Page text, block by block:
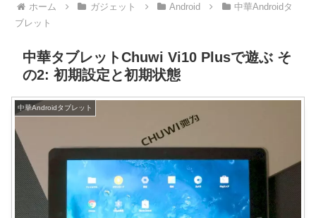
ホーム ガジェット Android
中華Androidタ
ブレット
中華タブレットChuwi Vi10 Plusで遊ぶ そ
の2: 初期設定と初期状態
中華Androidタブレット